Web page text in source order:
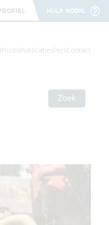
HULP NODIG
JobsPublicatiesPersContact
Zoek